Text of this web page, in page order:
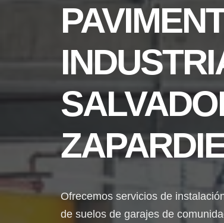
Ofrecemos servicios de
de suelos de garajes de